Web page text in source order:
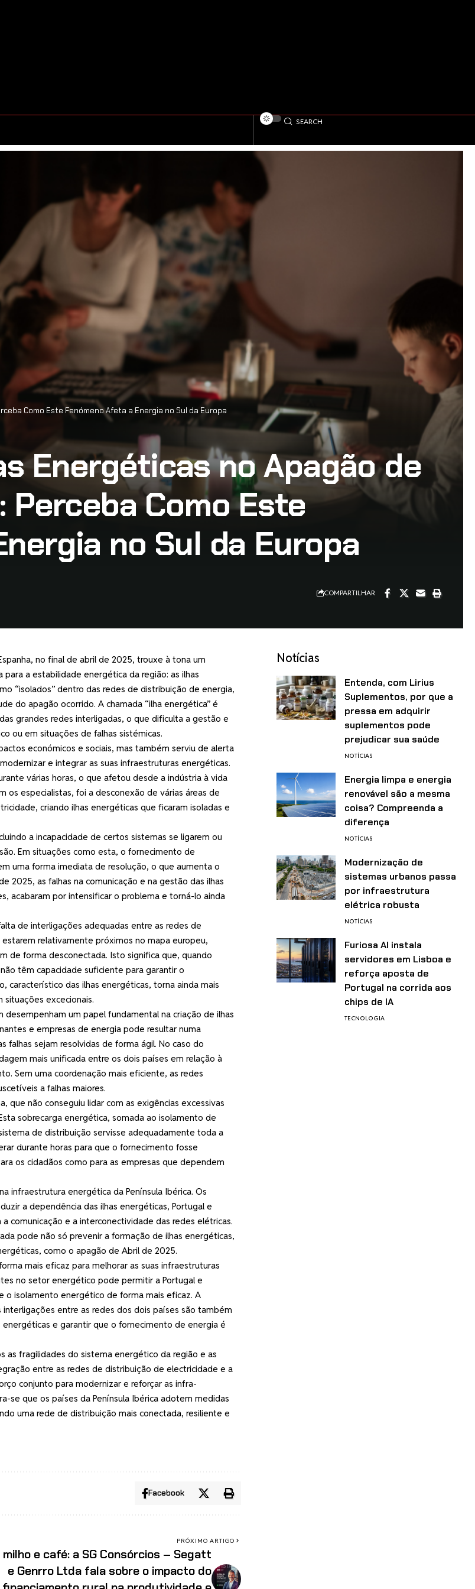
SEARCH
Como Este Fenómeno Afeta a Energia no Sul da Europa
Energéticas no Apagão de
Perceba Como Este
no Sul da Europa
COMPARTILHAR
no final de abril de 2025, trouxe à tona um
a estabilidade energética da região: as ilhas
“isolados” dentro das redes de distribuição de energia,
do apagão ocorrido. A chamada “ilha energética” é
grandes redes interligadas, o que dificulta a gestão e
ou em situações de falhas sistémicas.
económicos e sociais, mas também serviu de alerta
e integrar as suas infraestruturas energéticas.
várias horas, o que afetou desde a indústria à vida
os especialistas, foi a desconexão de várias áreas de
criando ilhas energéticas que ficaram isoladas e
a incapacidade de certos sistemas se ligarem ou
Em situações como esta, o fornecimento de
uma forma imediata de resolução, o que aumenta o
2025, as falhas na comunicação e na gestão das ilhas
acabaram por intensificar o problema e torná-lo ainda
de interligações adequadas entre as redes de
relativamente próximos no mapa europeu,
de forma desconectada. Isto significa que, quando
têm capacidade suficiente para garantir o
característico das ilhas energéticas, torna ainda mais
excecionais.
um papel fundamental na criação de ilhas
e empresas de energia pode resultar numa
sejam resolvidas de forma ágil. No caso do
mais unificada entre os dois países em relação à
Sem uma coordenação mais eficiente, as redes
a falhas maiores.
não conseguiu lidar com as exigências excessivas
sobrecarga energética, somada ao isolamento de
de distribuição servisse adequadamente toda a
durante horas para que o fornecimento fosse
os cidadãos como para as empresas que dependem
infraestrutura energética da Península Ibérica. Os
a dependência das ilhas energéticas, Portugal e
comunicação e a interconectividade das redes elétricas.
pode não só prevenir a formação de ilhas energéticas,
como o apagão de Abril de 2025.
mais eficaz para melhorar as suas infraestruturas
no setor energético pode permitir a Portugal e
o isolamento energético de forma mais eficaz. A
entre as redes dos dois países são também
e garantir que o fornecimento de energia é
as fragilidades do sistema energético da região e as
entre as redes de distribuição de electricidade e a
conjunto para modernizar e reforçar as infra-
que os países da Península Ibérica adotem medidas
uma rede de distribuição mais conectada, resiliente e
Facebook
PRÓXIMO ARTIGO
milho e café: a SG Consórcios – Segatt
e Genrro Ltda fala sobre o impacto do
Notícias
Entenda, com Lirius
Suplementos, por que a
pressa em adquirir
suplementos pode
prejudicar sua saúde
NOTÍCIAS
Energia limpa e energia
renovável são a mesma
coisa? Compreenda a
diferença
NOTÍCIAS
Modernização de
sistemas urbanos passa
por infraestrutura
elétrica robusta
NOTÍCIAS
Furiosa AI instala
servidores em Lisboa e
reforça aposta de
Portugal na corrida aos
chips de IA
TECNOLOGIA